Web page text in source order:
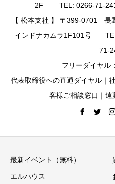
2F TEL: 0266-71-
【 松本支社 】 〒399-0701 長
インドナカムラ1F101号
71-
フリーダイヤル
代表取締役への直通ダイヤル
客様ご相談窓口｜
最新イベント（無料）
エルハウス